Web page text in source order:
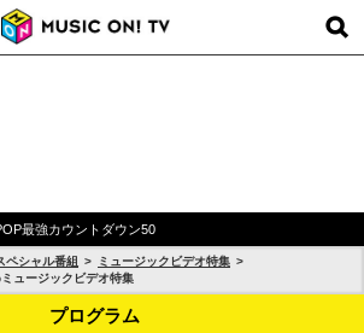
最強カウントダウン50
ペシャル番組
ミュージックビデオ特集
ュージックビデオ特集
プログラム